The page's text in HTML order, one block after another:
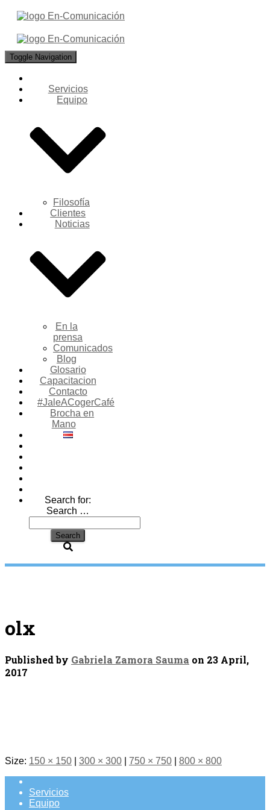
Toggle Navigation
Servicios
Equipo
Filosofía
Clientes
Noticias
En la
prensa
Comunicados
Blog
Glosario
Capacitacion
Contacto
#JaleACogerCafé
Brocha en
Mano
Search for:
Search …
olx
Published by Gabriela Zamora Sauma on 23 April,
2017
Size: 150 × 150 300 × 300 750 × 750 800 × 800
Servicios
Equipo